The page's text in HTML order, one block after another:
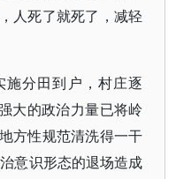
人死了就死了，减轻
施分田到户，村庄逐
大的政治力量已将岭
方性规范清洗得一干
意识形态的退场造成